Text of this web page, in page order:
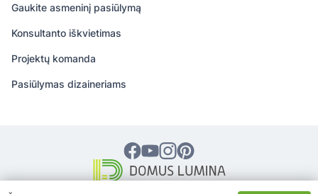
Gaukite asmeninį pasiūlymą
Konsultanto iškvietimas
Projektų komanda
Pasiūlymas dizaineriams
© 2026 DOMUS LUMINA – Visos teisės